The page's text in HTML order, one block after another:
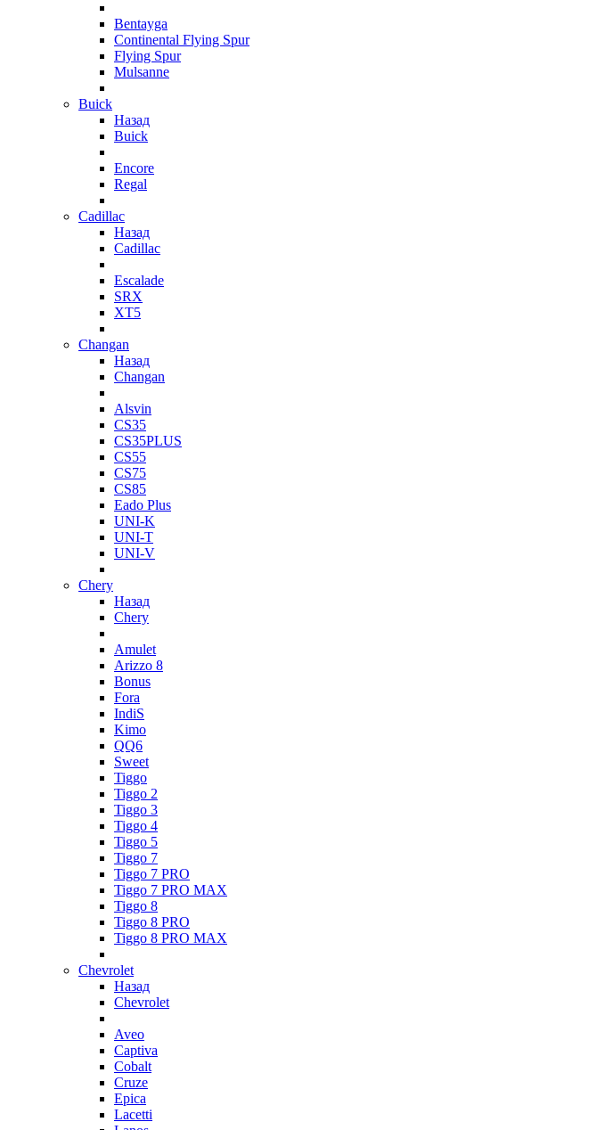
Bentayga
Continental Flying Spur
Flying Spur
Mulsanne
Buick
Назад
Buick
Encore
Regal
Cadillac
Назад
Cadillac
Escalade
SRX
XT5
Changan
Назад
Changan
Alsvin
CS35
CS35PLUS
CS55
CS75
CS85
Eado Plus
UNI-K
UNI-T
UNI-V
Chery
Назад
Chery
Amulet
Arizzo 8
Bonus
Fora
IndiS
Kimo
QQ6
Sweet
Tiggo
Tiggo 2
Tiggo 3
Tiggo 4
Tiggo 5
Tiggo 7
Tiggo 7 PRO
Tiggo 7 PRO MAX
Tiggo 8
Tiggo 8 PRO
Tiggo 8 PRO MAX
Chevrolet
Назад
Chevrolet
Aveo
Captiva
Cobalt
Cruze
Epica
Lacetti